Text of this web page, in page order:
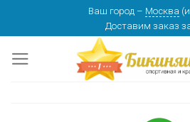
content
Ваш город – Москва (
Доставим заказ
изменить